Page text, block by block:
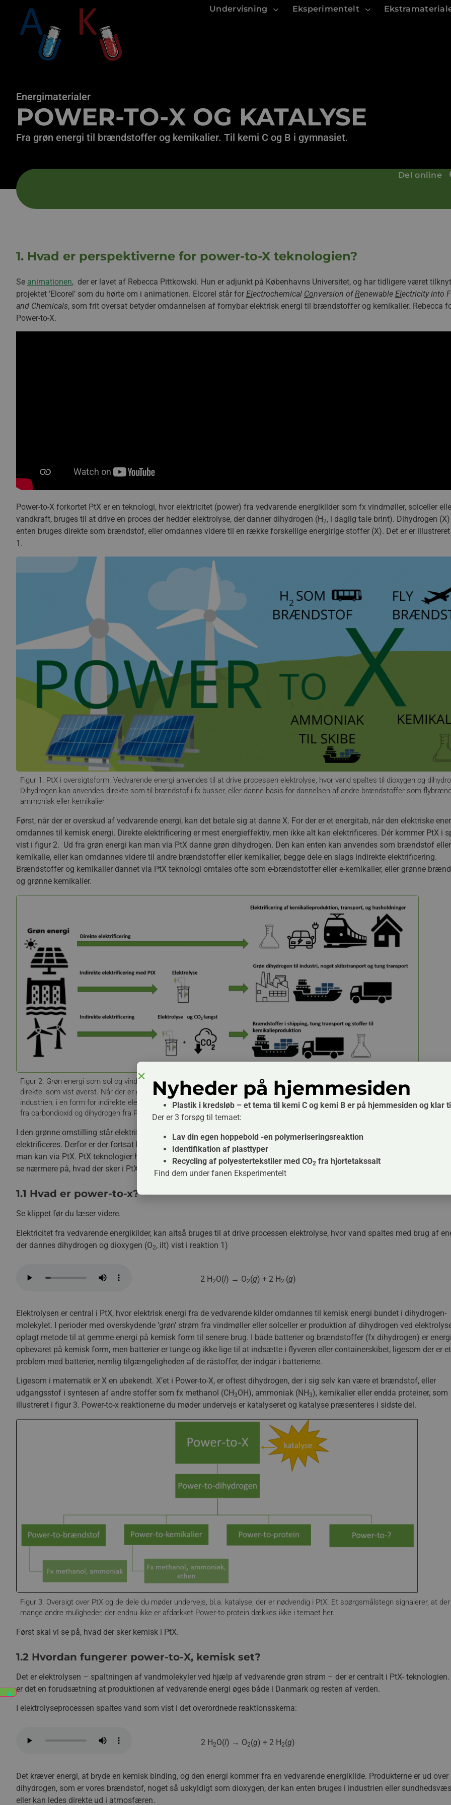
Undervisning Eksperimentelt
Energimaterialer
POWER-TO-X OG KATALYSE
Fra grøn energi til brændstoffer og kemikalier. Til kemi C og B i gymnasiet.
Del online
1. Hvad er perspektiverne for power-to-X teknologien?
Se animationen, der er lavet af Rebecca Pittkowski. Hun er adjunkt på Københavns Universitet, og har tidligere været
projektet ’Elcorel’ som du hørte om i animationen. Elcorel står for Electrochemical Conversion ofRenewable Electricity into
and Chemicals, som frit oversat betyder omdannelsen af fornybar elektrisk energi til brændstoffer og kemikalier. Rebecca
Power-to-X.
Power-to-X forkortet PtX er en teknologi, hvor elektricitet (power) fra vedvarende energikilder som fx vindmøller, solceller
vandkraft, bruges til at drive en proces der hedder elektrolyse, der danner dihydrogen (H2, i daglig tale brint). Dihydrogen
enten bruges direkte som brændstof, eller omdannes videre til en række forskellige energirige stoffer (X). Det er er
1.
Figur 1. PtX i oversigtsform. Vedvarende energi anvendes til at drive processen elektrolyse, hvor vand spaltes til dioxygen og
Dihydrogen kan anvendes direkte som til brændstof i fx busser, eller danne basis for dannelsen af andre brændstoffer som
ammoniak eller kemikalier
Først, når der er overskud af vedvarende energi, kan det betale sig at danne X. For der er et energitab, når den elektriske
omdannes til kemisk energi. Direkte elektrificering er mest energieffektiv, men ikke alt kan elektrificeres. Dér kommer PtX i
vist i figur 2. Ud fra grøn energi kan man via PtX danne grøn dihydrogen. Den kan enten kan anvendes som brændstof eller
kemikalie, eller kan omdannes videre til andre brændstoffer eller kemikalier, begge dele en slags indirekte elektrificering.
Brændstoffer og kemikalier dannet via PtX teknologi omtales ofte som e-brændstoffer eller e-kemikalier, eller grønne
og grønne kemikalier.
Figur 2. Grøn energi som sol og vind, er udgangspunkt for direkte eller indirekte elektrificering. Nogle transportformer kan
direkte, som vist øverst. Når der er grøn energi i overskud, kan man via PtX danne dihydrogen, der bruges som brændstof til
industrien, i en form for indirekte elektrificering. Den grønne overskudsenergi, kan også anvendes til at danne brændstoffer og
fra carbondioxid og dihydrogen fra PtX, en anden form for indirekte elektrificering.
I den grønne omstilling står elektrificering altså først for, fx skal transportmidlerne i vid udstrækning elektrificeres. Men ikke
elektrificeres. Derfor er der fortsat brug for at danne kemikalier og brændstoffer, på en mere bæredygtig og klimavenlig
man kan via PtX. PtX teknologier har brug for at blive katalyseret, derfor hedder forløbet Power-to-X og katalyse. Nu er det
se nærmere på, hvad der sker i PtX.
1.1 Hvad er power-to-x?
Se klippet før du læser videre.
Elektricitet fra vedvarende energikilder, kan altså bruges til at drive processen elektrolyse, hvor vand spaltes med brug af
der dannes dihydrogen og dioxygen (O2, ilt) vist i reaktion 1)
2 H2O(l) → O2(g) + 2 H2 (g)
Elektrolysen er central i PtX, hvor elektrisk energi fra de vedvarende kilder omdannes til kemisk energi bundet i dihydrogen-
molekylet. I perioder med overskydende ’grøn’ strøm fra vindmøller eller solceller er produktion af dihydrogen ved
oplagt metode til at gemme energi på kemisk form til senere brug. I både batterier og brændstoffer (fx dihydrogen) er
opbevaret på kemisk form, men batterier er tunge og ikke lige til at indsætte i flyveren eller containerskibet, ligesom der er
problem med batterier, nemlig tilgængeligheden af de råstoffer, der indgår i batterierne.
Ligesom i matematik er X en ubekendt. X’et i Power-to-X, er oftest dihydrogen, der i sig selv kan være et brændstof, eller
udgangsstof i syntesen af andre stoffer som fx methanol (CH3OH), ammoniak (NH3), kemikalier eller endda proteiner, som
illustreret i figur 3. Power-to-x reaktionerne du møder undervejs er katalyseret og katalyse præsenteres i sidste del.
Figur 3. Oversigt over PtX og de dele du møder undervejs, bl.a. katalyse, der er nødvendig i PtX. Et spørgsmålstegn signalerer, at
mange andre muligheder, der endnu ikke er afdækket Power-to protein dækkes ikke i temaet her.
Først skal vi se på, hvad der sker kemisk i PtX.
1.2 Hvordan fungerer power-to-X, kemisk set?
Det er elektrolysen – spaltningen af vandmolekyler ved hjælp af vedvarende grøn strøm – der er centralt i PtX-
er det en forudsætning at produktionen af vedvarende energi øges både i Danmark og resten af verden.
I elektrolyseprocessen spaltes vand som vist i det overordnede reaktionsskema:
2 H2O(l) → O2(g) + 2 H2(g)
Det kræver energi, at bryde en kemisk binding, og den energi kommer fra en vedvarende energikilde. Produkterne er ud over
dihydrogen, som er vores brændstof, noget så uskyldigt som dioxygen, der kan enten bruges i industrien eller
eller kan ledes direkte ud i atmosfæren.
Nyheder på hjemmesiden
Plastik i kredsløb – et tema til kemi C og kemi B er på hjemmesiden og klar
Der er 3 forsøg til temaet:
Lav din egen hoppebold -en polymeriseringsreaktion
Identifikation af plasttyper
Recycling af polyestertekstiler med CO2 fra hjortetakssalt
Find dem under fanen Eksperimentelt